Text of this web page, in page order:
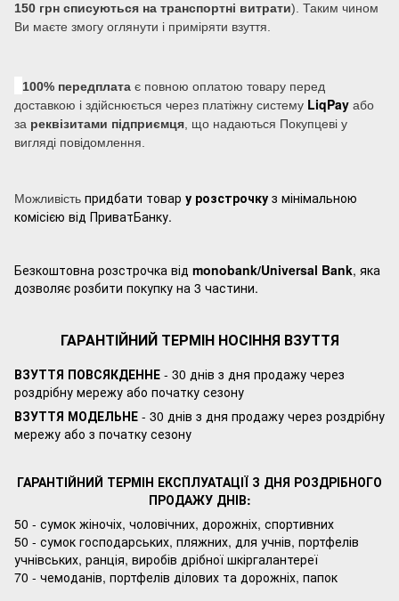
150 грн списуються на транспортні витрати). Таким чином
Ви маєте змогу оглянути і приміряти взуття.
100% передплата є повною оплатою товару перед
доставкою і здійснюється через платіжну систему LiqPay або
за реквізитами підприємця , що надаються Покупцеві у
вигляді повідомлення.
Можливість придбати товар у розстрочку з мінімальною
комісією від ПриватБанку.
Безкоштовна розстрочка від monobank/Universal Bank, яка
дозволяє розбити покупку на 3 частини.
ГАРАНТІЙНИЙ ТЕРМІН НОСІННЯ ВЗУТТЯ
ВЗУТТЯ ПОВСЯКДЕННЕ - 30 днів з дня продажу через
роздрібну мережу або початку сезону
ВЗУТТЯ МОДЕЛЬНЕ - 30 днів з дня продажу через роздрібну
мережу або з початку сезону
ГАРАНТІЙНИЙ ТЕРМІН ЕКСПЛУАТАЦІЇ З ДНЯ РОЗДРІБНОГО
ПРОДАЖУ ДНІВ:
50 - сумок жіночіх, чоловічних, дорожніх, спортивних
50 - сумок господарських, пляжних, для учнів, портфелів
учнівських, ранція, виробів дрібної шкіргалантереї
70 - чемоданів, портфелів ділових та дорожніх, папок